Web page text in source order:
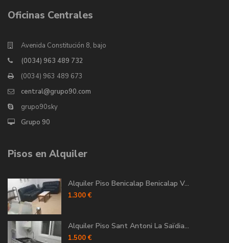
Oficinas Centrales
Avenida Constitución 8, bajo
(0034) 963 489 732
(0034) 963 489 673
central@grupo90.com
grupo90sky
Grupo 90
Pisos en Alquiler
Alquiler Piso Benicalap Benicalap V...
1.300 €
Alquiler Piso Sant Antoni La Saïdia...
1.500 €